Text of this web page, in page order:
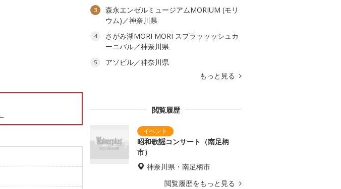
3
森永エンゼルミュージアムMORIUM (モリ
ウム)／神奈川県
4
さがみ湖MORI MORI スプラッッッシュカ
ーニバル／神奈川県
5
アソビル／神奈川県
もっと見る
閲覧履歴
昭和歌謡コンサート（南足柄
市）
神奈川県・南足柄市
閲覧履歴をもっと見る